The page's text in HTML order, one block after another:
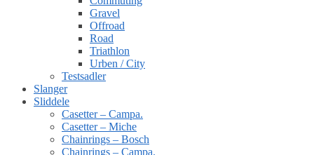
Gravel
Offroad
Road
Triathlon
Urben / City
Testsadler
Slanger
Sliddele
Casetter – Campa.
Casetter – Miche
Chainrings – Bosch
Chainrings – Campa.